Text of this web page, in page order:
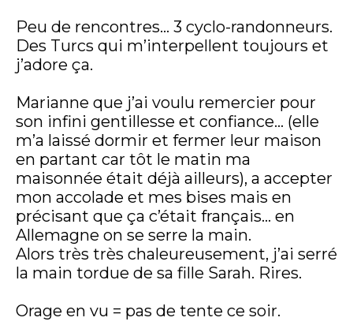
Peu de rencontres… 3 cyclo-randonneurs.
Des Turcs qui m’interpellent toujours et
j’adore ça.
Marianne que j’ai voulu remercier pour
son infini gentillesse et confiance… (elle
m’a laissé dormir et fermer leur maison
en partant car tôt le matin ma
maisonnée était déjà ailleurs), a accepter
mon accolade et mes bises mais en
précisant que ça c’était français… en
Allemagne on se serre la main.
Alors très très chaleureusement, j’ai serré
la main tordue de sa fille Sarah. Rires.
Orage en vu = pas de tente ce soir.